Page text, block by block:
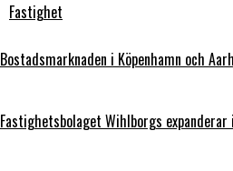
Fastighet
Bostadsmarknaden i Köpenhamn och
Fastighetsbolaget Wihlborgs expanderar